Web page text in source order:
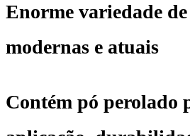
quantidade
Enorme variedade de
modernas e atuais
Contém pó perolado